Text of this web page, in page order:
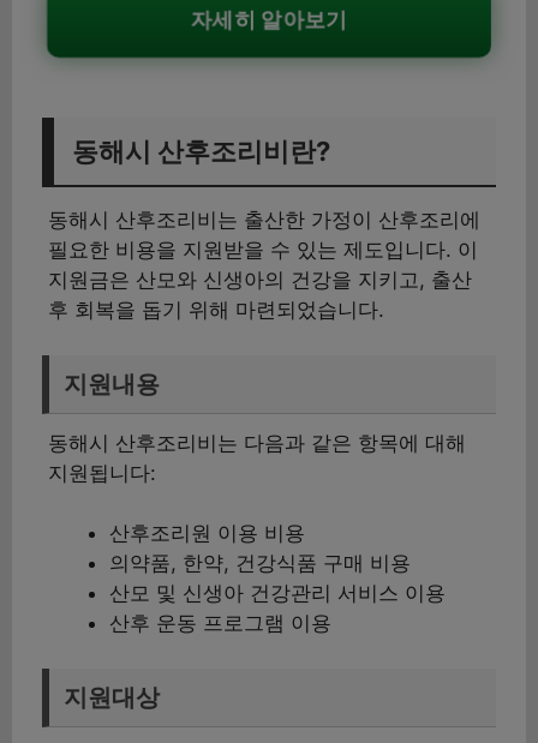
자세히 알아보기
동해시 산후조리비란?
동해시 산후조리비는 출산한 가정이 산후조리에
필요한 비용을 지원받을 수 있는 제도입니다. 이
지원금은 산모와 신생아의 건강을 지키고, 출산
후 회복을 돕기 위해 마련되었습니다.
지원내용
동해시 산후조리비는 다음과 같은 항목에 대해
지원됩니다:
산후조리원 이용 비용
의약품, 한약, 건강식품 구매 비용
산모 및 신생아 건강관리 서비스 이용
산후 운동 프로그램 이용
지원대상